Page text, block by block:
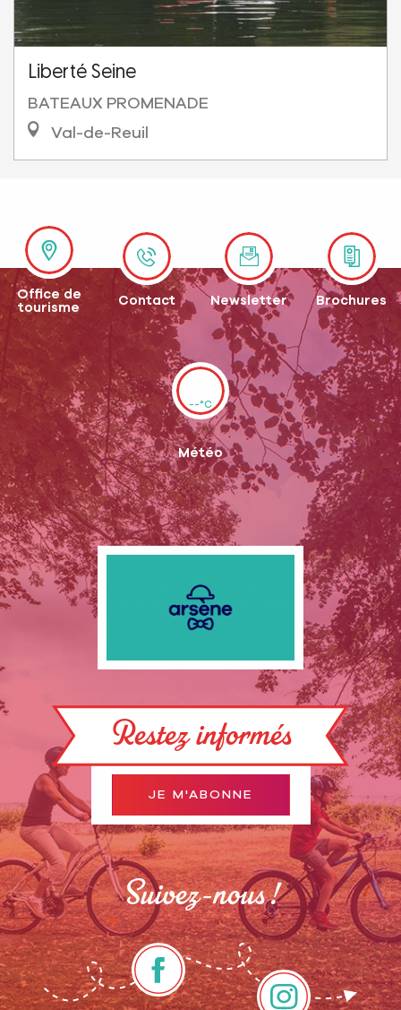
Liberté Seine
BATEAUX PROMENADE
Val-de-Reuil
Office de
tourisme
Contact Newsletter Brochures
--°C
Météo
Restez informés
JE M'ABONNE
Suivez-nous !